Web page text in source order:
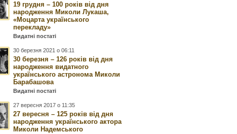
19 грудня – 100 років від дня
народження Миколи Лукаша,
«Моцарта українського
перекладу»
Видатні постаті
30 березня 2021 о 06:11
30 березня – 126 років від дня
народження видатного
українського астронома Миколи
Барабашова
Видатні постаті
27 вересня 2017 о 11:35
27 вересня – 125 років від дня
народження українського актора
Миколи Надемського